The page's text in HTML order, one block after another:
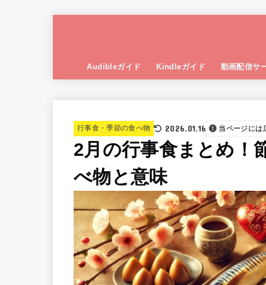
Audibleガイド Kindleガイド 動画配信サ
行事食・季節の食べ物 2026.01.16 当ページには
2月の行事食まとめ！
べ物と意味